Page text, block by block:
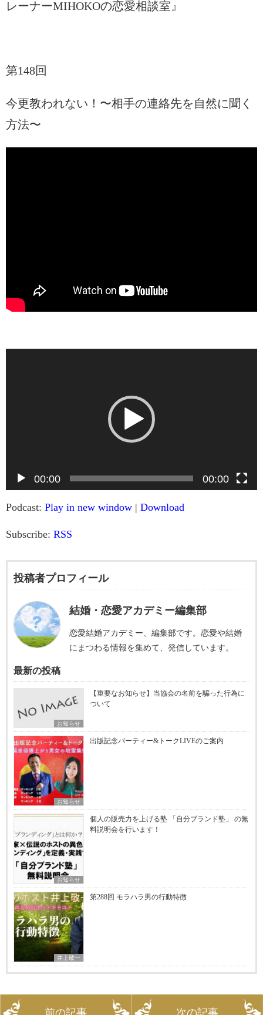
レーナーMIHOKOの恋愛相談室』
第148回
今更教われない！〜相手の連絡先を自然に聞く
方法〜
00:00 00:00
Podcast: Play in new window | Download
Subscribe: RSS
投稿者プロフィール
結婚・恋愛アカデミー編集部
恋愛結婚アカデミー、編集部です。恋愛や結婚
にまつわる情報を集めて、発信しています。
最新の投稿
お知らせ
【重要なお知らせ】当協会の名前を騙った行為に
ついて
お知らせ
出版記念パーティー&トークLIVEのご案内
お知らせ
個人の販売力を上げる塾 「自分ブランド塾」 の無
料説明会を行います！
井上敬一
第288回 モラハラ男の行動特徴